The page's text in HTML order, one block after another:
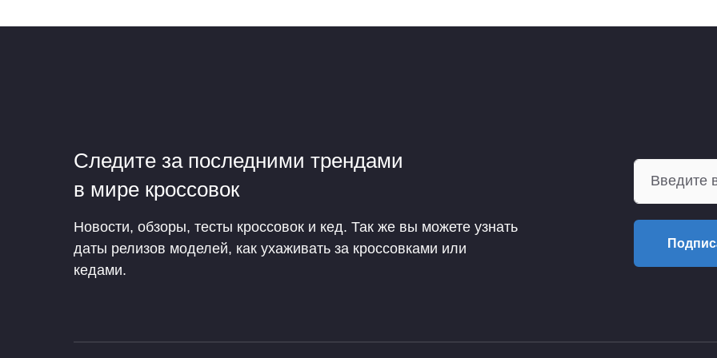
Следите за последними трендами
в мире кроссовок
Новости, обзоры, тесты кроссовок и кед. Так же вы можете узнать
даты релизов моделей, как ухаживать за кроссовками или
кедами.